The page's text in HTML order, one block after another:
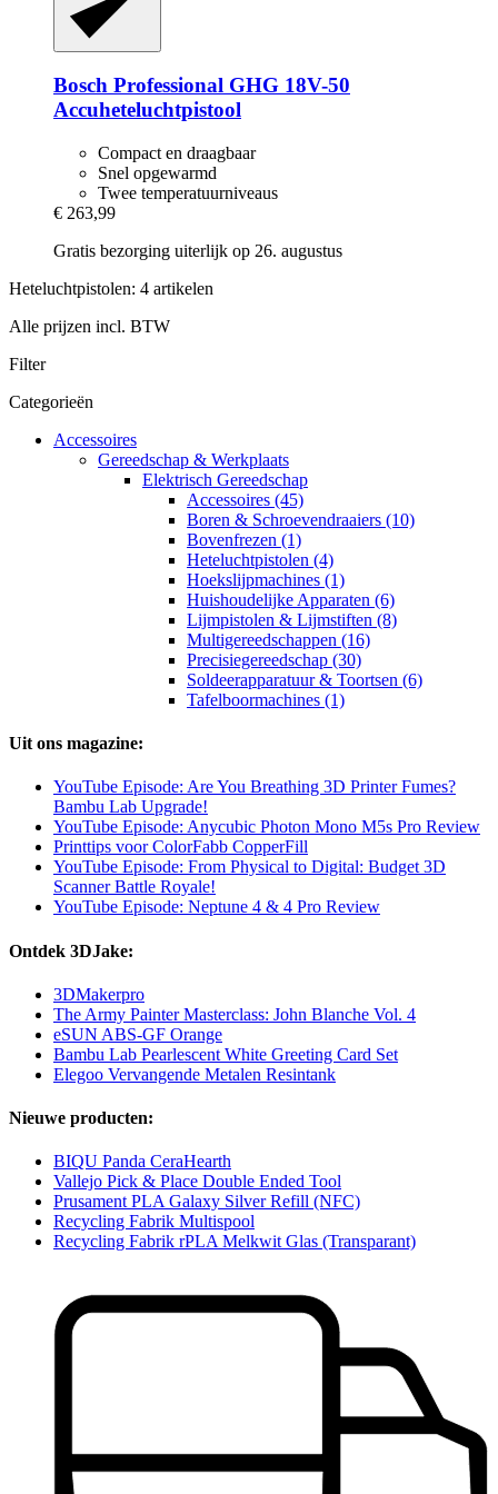
Bosch Professional GHG 18V-​50
Accuheteluchtpistool
Compact en draagbaar
Snel opgewarmd
Twee temperatuurniveaus
€ 263,99
Gratis bezorging uiterlijk op 26. augustus
Heteluchtpistolen: 4 artikelen
Alle prijzen incl. BTW
Filter
Categorieën
Accessoires
Gereedschap & Werkplaats
Elektrisch Gereedschap
Accessoires (45)
Boren & Schroevendraaiers (10)
Bovenfrezen (1)
Heteluchtpistolen (4)
Hoekslijpmachines (1)
Huishoudelijke Apparaten (6)
Lijmpistolen & Lijmstiften (8)
Multigereedschappen (16)
Precisiegereedschap (30)
Soldeerapparatuur & Toortsen (6)
Tafelboormachines (1)
Uit ons magazine:
YouTube Episode: Are You Breathing 3D Printer Fumes?
Bambu Lab Upgrade!
YouTube Episode: Anycubic Photon Mono M5s Pro Review
Printtips voor ColorFabb CopperFill
YouTube Episode: From Physical to Digital: Budget 3D
Scanner Battle Royale!
YouTube Episode: Neptune 4 & 4 Pro Review
Ontdek 3DJake:
3DMakerpro
The Army Painter Masterclass: John Blanche Vol. 4
eSUN ABS-GF Orange
Bambu Lab Pearlescent White Greeting Card Set
Elegoo Vervangende Metalen Resintank
Nieuwe producten:
BIQU Panda CeraHearth
Vallejo Pick & Place Double Ended Tool
Prusament PLA Galaxy Silver Refill (NFC)
Recycling Fabrik Multispool
Recycling Fabrik rPLA Melkwit Glas (Transparant)